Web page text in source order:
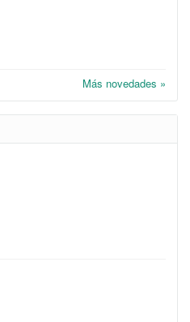
Más novedades »